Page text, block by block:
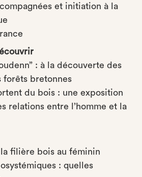
et initiation à la
: à la découverte des
forêts bretonnes
du bois : une exposition
relations entre l’homme et la
filière bois au féminin
: quelles